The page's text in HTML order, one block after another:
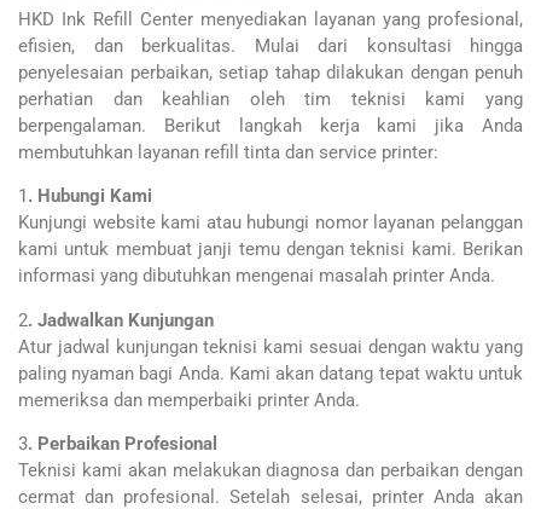
HKD Ink Refill Center menyediakan layanan yang profesional,
efisien, dan berkualitas. Mulai dari konsultasi hingga
penyelesaian perbaikan, setiap tahap dilakukan dengan penuh
perhatian dan keahlian oleh tim teknisi kami yang
berpengalaman. Berikut langkah kerja kami jika Anda
membutuhkan layanan refill tinta dan service printer:
1 . Hubungi Kami
Kunjungi website kami atau hubungi nomor layanan pelanggan
kami untuk membuat janji temu dengan teknisi kami. Berikan
informasi yang dibutuhkan mengenai masalah printer Anda.
2. Jadwalkan Kunjungan
Atur jadwal kunjungan teknisi kami sesuai dengan waktu yang
paling nyaman bagi Anda. Kami akan datang tepat waktu untuk
memeriksa dan memperbaiki printer Anda.
3. Perbaikan Profesional
Teknisi kami akan melakukan diagnosa dan perbaikan dengan
cermat dan profesional. Setelah selesai, printer Anda akan